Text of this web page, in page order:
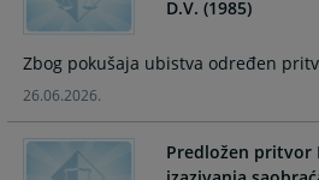
Press
the
question
mark
key
the
question
to
D.V. (1985)
Zbog pokušaja ubistva određen
26.06.2026.
Predložen pritvor